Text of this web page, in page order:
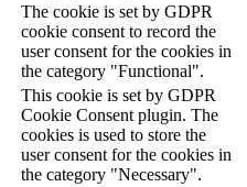
The cookie is set by GDPR
cookie consent to record the
user consent for the cookies in
the category "Functional".
This cookie is set by GDPR
Cookie Consent plugin. The
cookies is used to store the
user consent for the cookies in
the category "Necessary".